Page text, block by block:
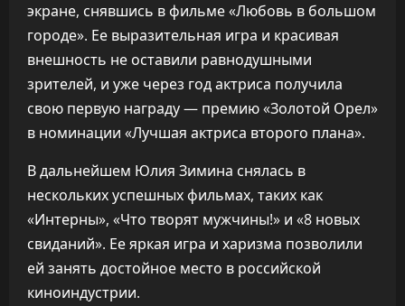
экране, снявшись в фильме «Любовь в большом
городе». Ее выразительная игра и красивая
внешность не оставили равнодушными
зрителей, и уже через год актриса получила
свою первую награду — премию «Золотой Орел»
в номинации «Лучшая актриса второго плана».
В дальнейшем Юлия Зимина снялась в
нескольких успешных фильмах, таких как
«Интерны», «Что творят мужчины!» и «8 новых
свиданий». Ее яркая игра и харизма позволили
ей занять достойное место в российской
киноиндустрии.